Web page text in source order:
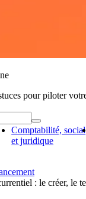
pour piloter
Comptabilité, social
et juridique
: le créer, le